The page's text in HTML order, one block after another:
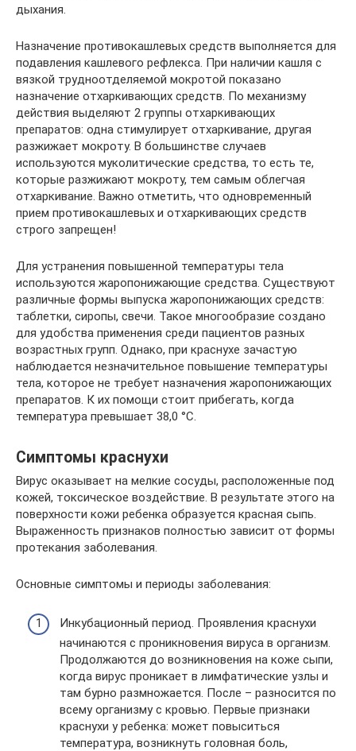
дыхания.
Назначение противокашлевых средств выполняется для
подавления кашлевого рефлекса. При наличии кашля с
вязкой трудноотделяемой мокротой показано
назначение отхаркивающих средств. По механизму
действия выделяют 2 группы отхаркивающих
препаратов: одна стимулирует отхаркивание, другая
разжижает мокроту. В большинстве случаев
используются муколитические средства, то есть те,
которые разжижают мокроту, тем самым облегчая
отхаркивание. Важно отметить, что одновременный
прием противокашлевых и отхаркивающих средств
строго запрещен!
Для устранения повышенной температуры тела
используются жаропонижающие средства. Существуют
различные формы выпуска жаропонижающих средств:
таблетки, сиропы, свечи. Такое многообразие создано
для удобства применения среди пациентов разных
возрастных групп. Однако, при краснухе зачастую
наблюдается незначительное повышение температуры
тела, которое не требует назначения жаропонижающих
препаратов. К их помощи стоит прибегать, когда
температура превышает 38,0 °С.
Симптомы краснухи
Вирус оказывает на мелкие сосуды, расположенные под
кожей, токсическое воздействие. В результате этого на
поверхности кожи ребенка образуется красная сыпь.
Выраженность признаков полностью зависит от формы
протекания заболевания.
Основные симптомы и периоды заболевания:
Инкубационный период. Проявления краснухи
начинаются с проникновения вируса в организм.
Продолжаются до возникновения на коже сыпи,
когда вирус проникает в лимфатические узлы и
там бурно размножается. После – разносится по
всему организму с кровью. Первые признаки
краснухи у ребенка: может повыситься
температура, возникнуть головная боль,